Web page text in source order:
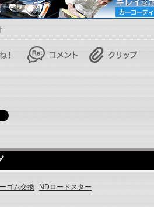
ゴム交換 NDロードスター